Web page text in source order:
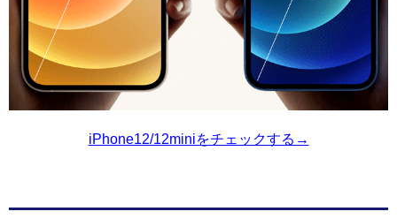
iPhone12/12miniをチェックする→